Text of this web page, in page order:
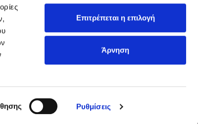
Ρυθμίσεις
Επιτρέπεται η επιλογή
Άρνηση